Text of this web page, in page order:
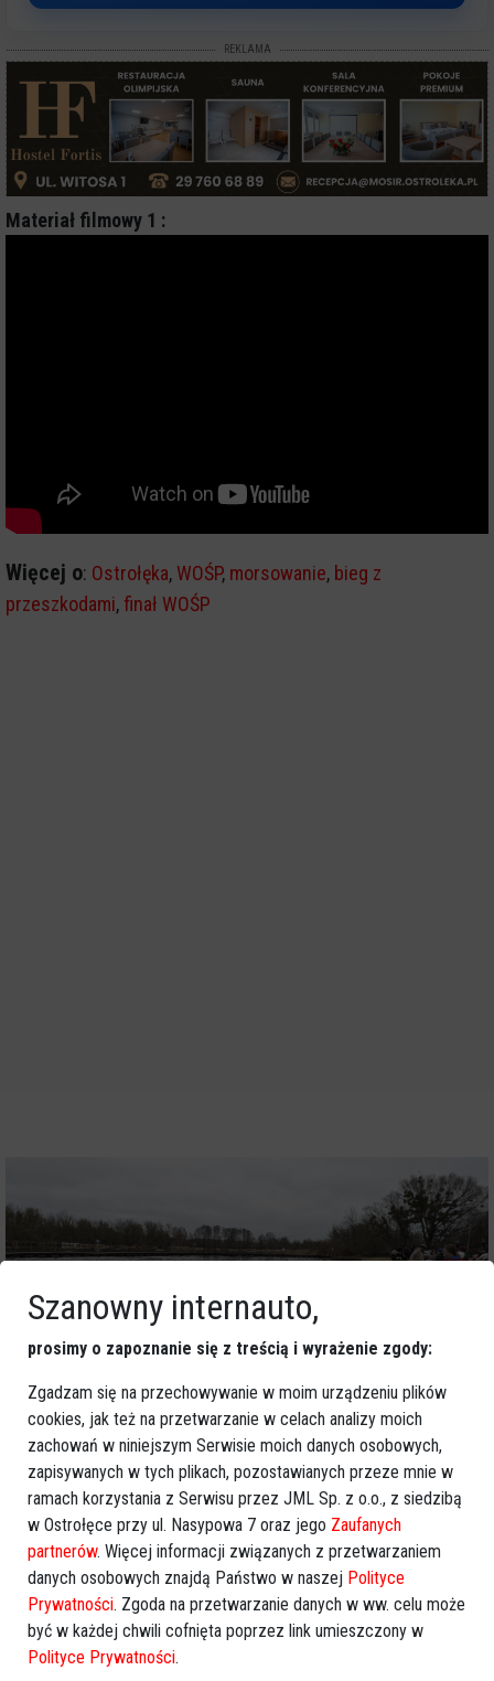
REKLAMA
Materiał filmowy 1 :
Więcej o: Ostrołęka, WOŚP, morsowanie, bieg z
przeszkodami, finał WOŚP
Szanowny internauto,
prosimy o zapoznanie się z treścią i wyrażenie zgody:
Zgadzam się na przechowywanie w moim urządzeniu plików
cookies, jak też na przetwarzanie w celach analizy moich
zachowań w niniejszym Serwisie moich danych osobowych,
zapisywanych w tych plikach, pozostawianych przeze mnie w
ramach korzystania z Serwisu przez JML Sp. z o.o., z siedzibą
w Ostrołęce przy ul. Nasypowa 7 oraz jego Zaufanych
partnerów. Więcej informacji związanych z przetwarzaniem
danych osobowych znajdą Państwo w naszej Polityce
Prywatności. Zgoda na przetwarzanie danych w ww. celu może
być w każdej chwili cofnięta poprzez link umieszczony w
Polityce Prywatności.